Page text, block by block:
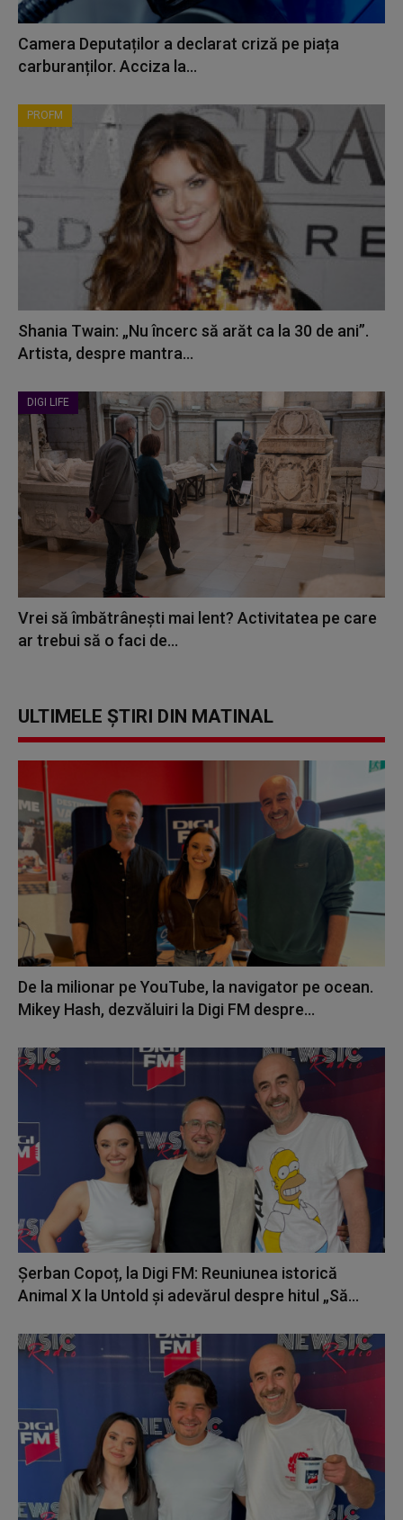
Camera Deputaților a declarat criză pe piața
carburanților. Acciza la...
PROFM
Shania Twain: „Nu încerc să arăt ca la 30 de ani”.
Artista, despre mantra...
DIGI LIFE
Vrei să îmbătrânești mai lent? Activitatea pe care
ar trebui să o faci de...
ULTIMELE ȘTIRI DIN MATINAL
De la milionar pe YouTube, la navigator pe ocean.
Mikey Hash, dezvăluiri la Digi FM despre...
Șerban Copoț, la Digi FM: Reuniunea istorică
Animal X la Untold și adevărul despre hitul „Să...